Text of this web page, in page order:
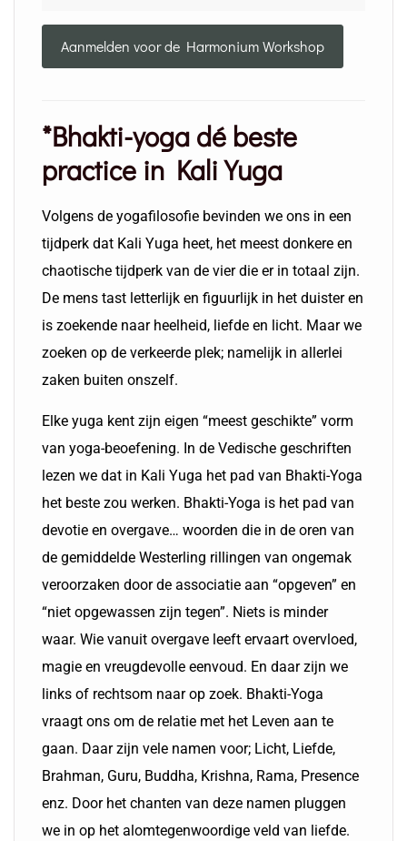
Aanmelden voor de Harmonium Workshop
*Bhakti-yoga dé beste
practice in Kali Yuga
Volgens de yogafilosofie bevinden we ons in een
tijdperk dat Kali Yuga heet, het meest donkere en
chaotische tijdperk van de vier die er in totaal zijn.
De mens tast letterlijk en figuurlijk in het duister en
is zoekende naar heelheid, liefde en licht. Maar we
zoeken op de verkeerde plek; namelijk in allerlei
zaken buiten onszelf.
Elke yuga kent zijn eigen “meest geschikte” vorm
van yoga-beoefening. In de Vedische geschriften
lezen we dat in Kali Yuga het pad van Bhakti-Yoga
het beste zou werken. Bhakti-Yoga is het pad van
devotie en overgave… woorden die in de oren van
de gemiddelde Westerling rillingen van ongemak
veroorzaken door de associatie aan “opgeven” en
“niet opgewassen zijn tegen”. Niets is minder
waar. Wie vanuit overgave leeft ervaart overvloed,
magie en vreugdevolle eenvoud. En daar zijn we
links of rechtsom naar op zoek. Bhakti-Yoga
vraagt ons om de relatie met het Leven aan te
gaan. Daar zijn vele namen voor; Licht, Liefde,
Brahman, Guru, Buddha, Krishna, Rama, Presence
enz. Door het chanten van deze namen pluggen
we in op het alomtegenwoordige veld van liefde.